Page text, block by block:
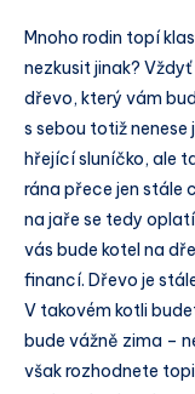
Mnoho rodin topí
nezkusit jinak?
dřevo, který vám
s sebou totiž
hřející sluníčko, ale
rána přece jen stále
na jaře se tedy
vás bude kotel na
financí. Dřevo je
V takovém kotli
bude vážně zima –
však rozhodnete